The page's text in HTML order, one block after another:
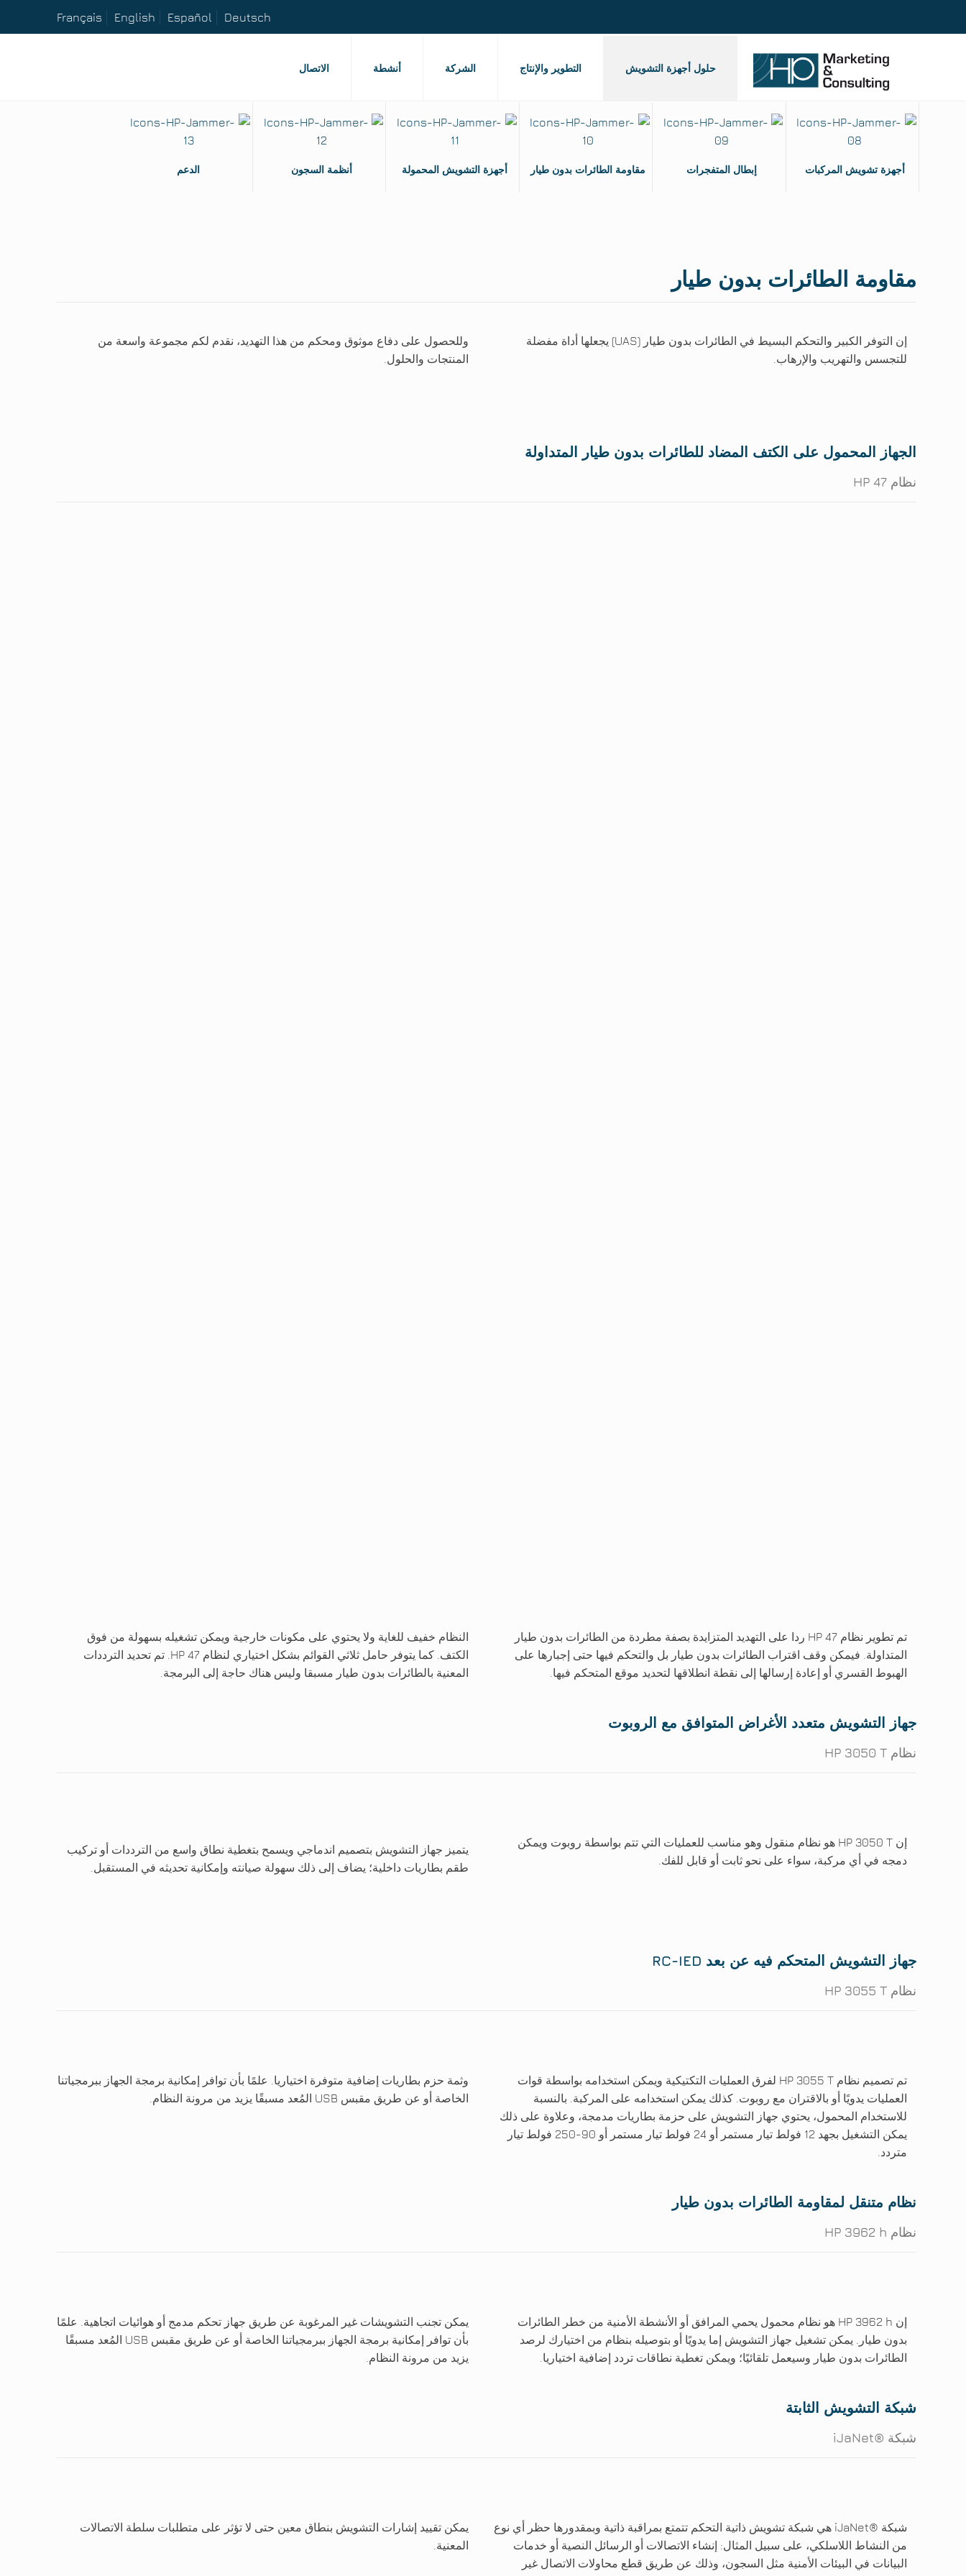
Deutsch
Español
English
Français
حلول أجهزة التشويش التطوير والإنتاج الشركة أنشطة الاتصال
أجهزة تشويش المركبات إبطال المتفجرات مقاومة الطائرات بدون طيار أجهزة التشويش المحمولة أنظمة السجون الدعم
مقاومة الطائرات بدون طيار
إن التوفر الكبير والتحكم البسيط في الطائرات بدون طيار (UAS) يجعلها أداة مفضلة
للتجسس والتهريب والإرهاب.
وللحصول على دفاع موثوق ومحكم من هذا التهديد، نقدم لكم مجموعة واسعة من
المنتجات والحلول.
الجهاز المحمول على الكتف المضاد للطائرات بدون طيار المتداولة
نظام HP 47
تم تطوير نظام HP 47 ردا على التهديد المتزايدة بصفة مطردة من الطائرات بدون طيار
المتداولة. فيمكن وقف اقتراب الطائرات بدون طيار بل والتحكم فيها حتى إجبارها على
الهبوط القسري أو إعادة إرسالها إلى نقطة انطلاقها لتحديد موقع المتحكم فيها.
النظام خفيف للغاية ولا يحتوي على مكونات خارجية ويمكن تشغيله بسهولة من فوق
الكتف. كما يتوفر حامل ثلاثي القوائم بشكل اختياري لنظام HP 47. تم تحديد الترددات
المعنية بالطائرات بدون طيار مسبقا وليس هناك حاجة إلى البرمجة.
جهاز التشويش متعدد الأغراض المتوافق مع الروبوت
نظام HP 3050 T
إن HP 3050 T هو نظام منقول وهو مناسب للعمليات التي تتم بواسطة روبوت ويمكن
دمجه في أي مركبة، سواء على نحو ثابت أو قابل للفك.
يتميز جهاز التشويش بتصميم اندماجي ويسمح بتغطية نطاق واسع من الترددات أو تركيب
طقم بطاريات داخلية؛ يضاف إلى ذلك سهولة صيانته وإمكانية تحديثه في المستقبل.
جهاز التشويش المتحكم فيه عن بعد RC-IED
نظام HP 3055 T
تم تصميم نظام HP 3055 T لفرق العمليات التكتيكية ويمكن استخدامه بواسطة قوات
العمليات يدويًا أو بالاقتران مع روبوت. كذلك يمكن استخدامه على المركبة. بالنسبة
للاستخدام المحمول، يحتوي جهاز التشويش على حزمة بطاريات مدمجة، وعلاوة على ذلك
يمكن التشغيل بجهد 12 فولط تيار مستمر أو 24 فولط تيار مستمر أو 90-250 فولط تيار
متردد.
وثمة حزم بطاريات إضافية متوفرة اختياريا. علمًا بأن توافر إمكانية برمجة الجهاز ببرمجياتنا
الخاصة أو عن طريق مقبس USB المُعد مسبقًا يزيد من مرونة النظام.
نظام متنقل لمقاومة الطائرات بدون طيار
نظام HP 3962 h
إن HP 3962 h هو نظام محمول يحمي المرافق أو الأنشطة الأمنية من خطر الطائرات
بدون طيار. يمكن تشغيل جهاز التشويش إما يدويًا أو بتوصيله بنظام من اختيارك لرصد
الطائرات بدون طيار وسيعمل تلقائيًا؛ ويمكن تغطية نطاقات تردد إضافية اختياريا.
يمكن تجنب التشويشات غير المرغوبة عن طريق جهاز تحكم مدمج أو هوائيات اتجاهية. علمًا
بأن توافر إمكانية برمجة الجهاز ببرمجياتنا الخاصة أو عن طريق مقبس USB المُعد مسبقًا
يزيد من مرونة النظام.
شبكة التشويش الثابتة
شبكة iJaNet®‎
شبكة iJaNet®‎ هي شبكة تشويش ذاتية التحكم تتمتع بمراقبة ذاتية وبمقدورها حظر أي نوع
من النشاط اللاسلكي، على سبيل المثال: إنشاء الاتصالات أو الرسائل النصية أو خدمات
البيانات في البيئات الأمنية مثل السجون، وذلك عن طريق قطع محاولات الاتصال غير
يمكن تقييد إشارات التشويش بنطاق معين حتى لا تؤثر على متطلبات سلطة الاتصالات
المعنية.